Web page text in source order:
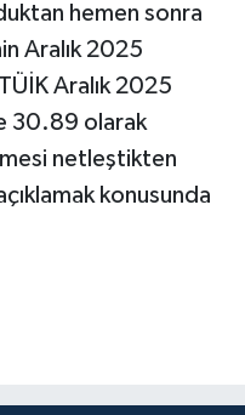
hemen sonra
Aralık 2025
Aralık 2025
30.89 olarak
netleştikten
konusunda